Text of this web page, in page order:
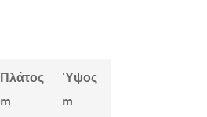
Πλάτος
m
Ύψος
m